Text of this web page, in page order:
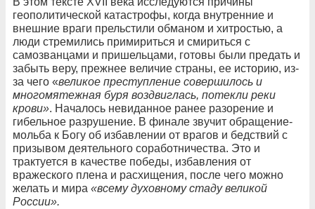
геополитической катастрофы, когда внутренние и
внешние враги прельстили обманом и хитростью, а
люди стремились примириться и смириться с
самозванцами и пришельцами, готовы были предать и
забыть веру, прежнее величие страны, ее историю, из-
за чего «великое преступление совершилось и
многомятежная буря воздвиглась, потекли реки
крови». Началось невиданное ранее разорение и
гибельное разрушение. В финале звучит обращение-
мольба к Богу об избавлении от врагов и бедствий с
призывом деятельного соработничества. Это и
трактуется в качестве победы, избавления от
вражеского плена и расхищения, после чего можно
желать и мира «всему духовному стаду великой
России».